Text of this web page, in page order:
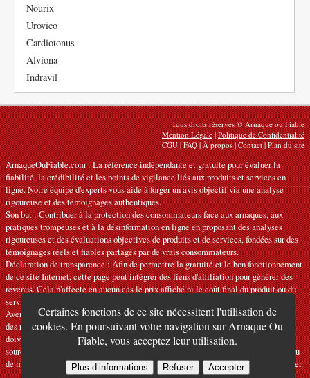
Certaines fonctions de ce site nécessitent l'utilisation de
cookies. En poursuivant votre navigation sur Arnaque Ou
Fiable, vous acceptez leur utilisation.
Plus d’informations Refuser Accepter
Nourix
Urovico
Cardiotonus
Alviona
Indravil
Tous droits réservés © Arnaque ou Fiable
Mention Légale|Politique de Confidentialité
CGU|FAQ|À propos|Contact|Plan du site
ArnaqueOuFiable.com : La référence indépendante et gratuite pour évaluer la
fiabilité, la crédibilité et les points de vigilance liés aux produits et services en
ligne. Notre équipe d'experts vous aide à forger un avis objectif via une analyse
rigoureuse et des témoignages authentiques.
Son but : Contribuer à la protection des consommateurs face aux arnaques, aux
pratiques trompeuses et à la désinformation en ligne en proposant des analyses
rigoureuses et des évaluations objectives de produits et de services, fondées sur des
témoignages réels et fiables partagés par de vrais consommateurs.
Déclaration de transparence : Afin de permettre la gratuité et le bon fonctionnement
de ce site Internet, cette page peut intégrer des liens d'affiliation pour générer des
revenus. Cela n'affecte en aucun cas le prix affiché ni le coût final du produit ou du
service.
Avertissements : Nos articles expriment des avis personnels et ne constituent pas
des recommandations officielles. Les informations fournies sont indicatives et
doivent être confirmées auprès du fabricant, du vendeur, du prestataire ou d’une
source officielle compétente. Nous déclinons toute responsabilité en cas d'erreur ou
de mauvaise utilisation. Si vous constatez une inexactitude, veuillez nous contacter.